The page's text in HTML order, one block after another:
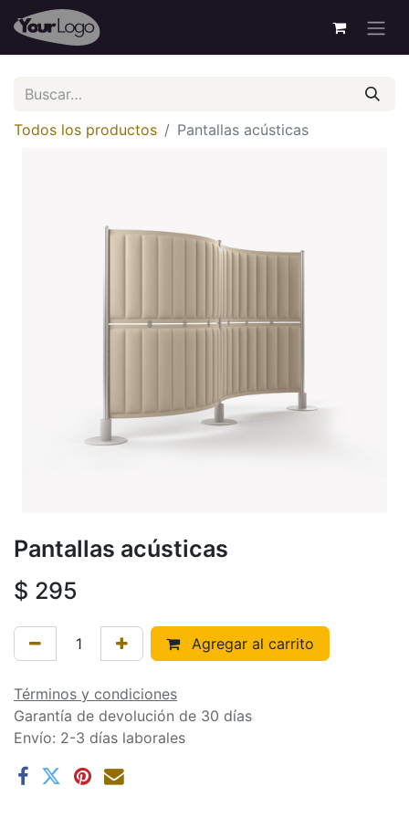
Todos los productos Pantallas acústicas
Pantallas acústicas
$ 295
Agregar al carrito
Términos y condiciones
Garantía de devolución de 30 días
Envío: 2-3 días laborales